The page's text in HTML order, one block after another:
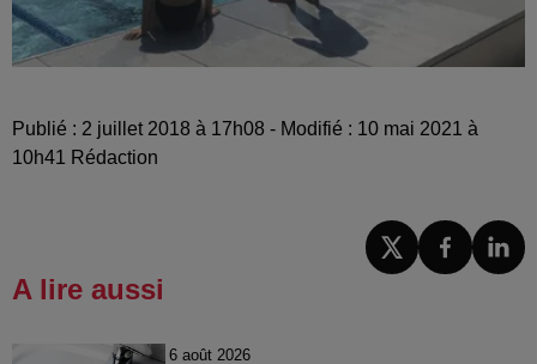
Publié : 2 juillet 2018 à 17h08 - Modifié : 10 mai 2021 à
10h41 Rédaction
A lire aussi
6 août 2026